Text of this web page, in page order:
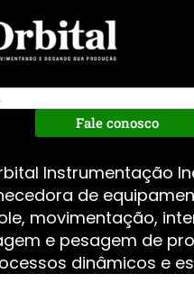
Fale conosco
Instrumentação
de
movimentação,
e pesagem de
dinâmicos e